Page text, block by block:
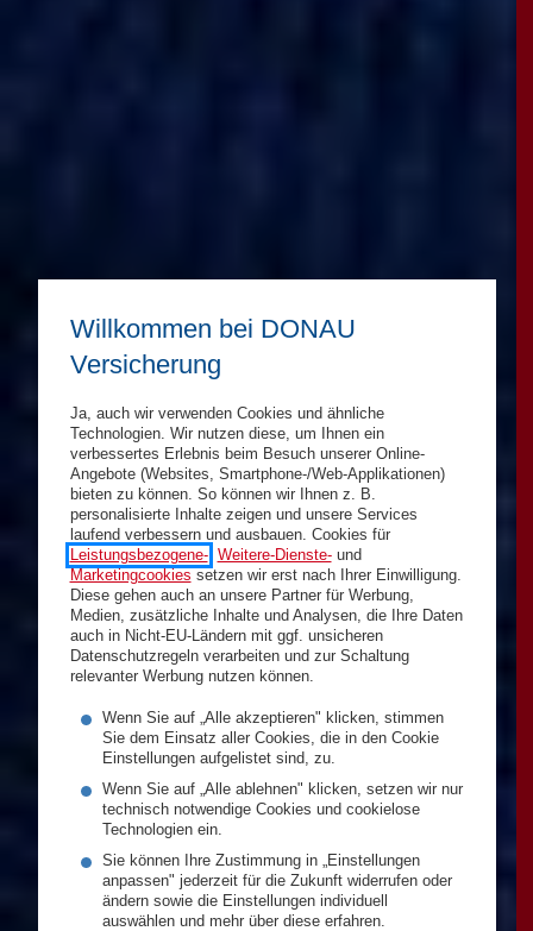
Willkommen bei DONAU
Versicherung
Ja, auch wir verwenden Cookies und ähnliche
Technologien. Wir nutzen diese, um Ihnen ein
verbessertes Erlebnis beim Besuch unserer Online-
Angebote (Websites, Smartphone-/Web-Applikationen)
bieten zu können. So können wir Ihnen z. B.
personalisierte Inhalte zeigen und unsere Services
laufend verbessern und ausbauen. Cookies für
Leistungsbezogene-, Weitere-Dienste-und
Marketingcookies setzen wir erst nach Ihrer Einwilligung.
Diese gehen auch an unsere Partner für Werbung,
Medien, zusätzliche Inhalte und Analysen, die Ihre Daten
auch in Nicht-EU-Ländern mit ggf. unsicheren
Datenschutzregeln verarbeiten und zur Schaltung
relevanter Werbung nutzen können.
Wenn Sie auf „Alle akzeptieren" klicken, stimmen
Sie dem Einsatz aller Cookies, die in den Cookie
Einstellungen aufgelistet sind, zu.
Wenn Sie auf „Alle ablehnen" klicken, setzen wir nur
technisch notwendige Cookies und cookielose
Technologien ein.
Sie können Ihre Zustimmung in „Einstellungen
anpassen" jederzeit für die Zukunft widerrufen oder
ändern sowie die Einstellungen individuell
auswählen und mehr über diese erfahren.